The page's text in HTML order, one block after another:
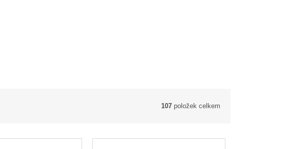
107 položek celkem